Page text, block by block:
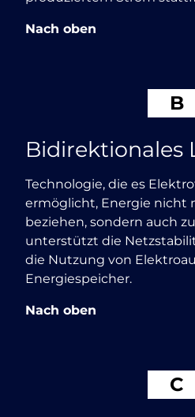
Nach oben
B
Bidirektionales
Technologie, die es
ermöglicht, Energie nicht
beziehen, sondern auch
unterstützt die
die Nutzung von
Energiespeicher.
Nach oben
C